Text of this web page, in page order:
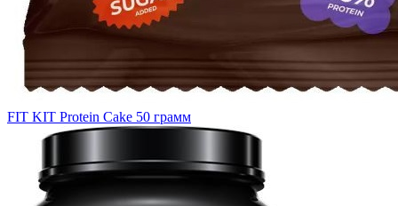
FIT KIT Protein Cake 50 грамм